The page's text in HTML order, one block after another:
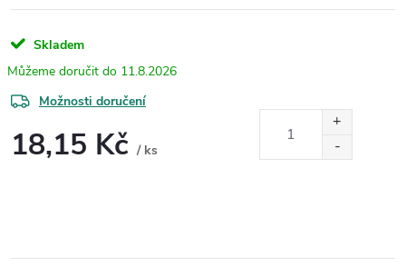
Skladem
11.8.2026
Možnosti doručení
18,15 Kč / ks